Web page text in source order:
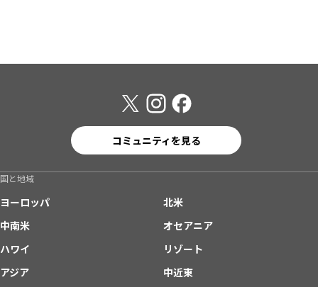
コミュニティを見る
国と地域
ヨーロッパ
北米
中南米
オセアニア
ハワイ
リゾート
アジア
中近東